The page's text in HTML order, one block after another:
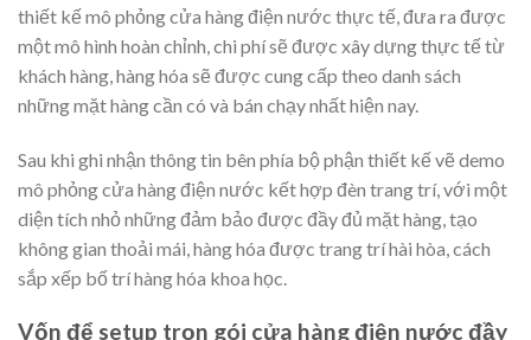
thiết kế mô phỏng cửa hàng điện nước thực tế, đưa ra được
một mô hình hoàn chỉnh, chi phí sẽ được xây dựng thực tế từ
khách hàng, hàng hóa sẽ được cung cấp theo danh sách
những mặt hàng cần có và bán chạy nhất hiện nay.
Sau khi ghi nhận thông tin bên phía bộ phận thiết kế vẽ demo
mô phỏng cửa hàng điện nước kết hợp đèn trang trí, với một
diện tích nhỏ những đảm bảo được đầy đủ mặt hàng, tạo
không gian thoải mái, hàng hóa được trang trí hài hòa, cách
sắp xếp bố trí hàng hóa khoa học.
Vốn để setup trọn gói cửa hàng điện nước đầy